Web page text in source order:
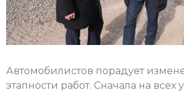
Автомобилистов порадует
этапности работ. Сначала на всех